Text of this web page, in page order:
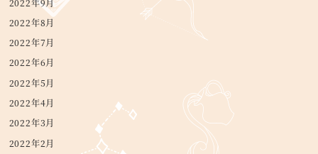
2022年8月
2022年7月
2022年6月
2022年5月
2022年4月
2022年3月
2022年2月